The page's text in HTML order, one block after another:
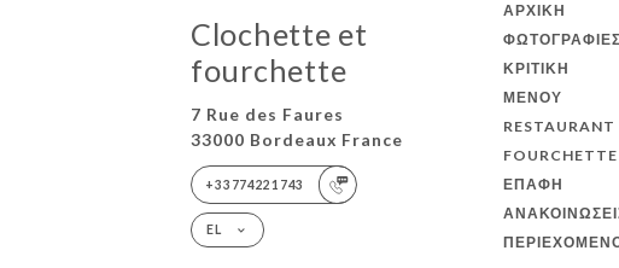
Clochette et
fourchette
7 Rue des Faures
33000 Bordeaux France
+33774221743
EL
ΑΡΧΙΚΉ
ΦΩΤΟΓΡΑΦΊΕΣ
ΚΡΙΤΙΚΉ
ΜΕΝΟΎ
FOURCHETTE
ΕΠΑΦΉ